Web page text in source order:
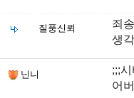
질풍신뢰
죄
생
닌니
;;;
어